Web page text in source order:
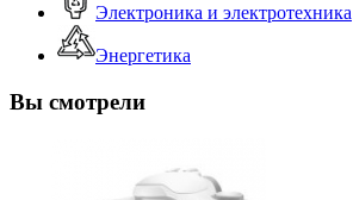
Электроника и электротехника
Энергетика
Вы смотрели